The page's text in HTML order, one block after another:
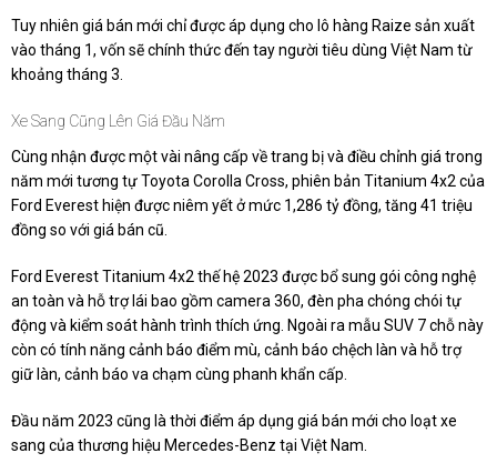
Tuy nhiên giá bán mới chỉ được áp dụng cho lô hàng Raize sản xuất
vào tháng 1, vốn sẽ chính thức đến tay người tiêu dùng Việt Nam từ
khoảng tháng 3.
Xe Sang Cũng Lên Giá Đầu Năm
Cùng nhận được một vài nâng cấp về trang bị và điều chỉnh giá trong
năm mới tương tự Toyota Corolla Cross, phiên bản Titanium 4x2 của
Ford Everest hiện được niêm yết ở mức 1,286 tỷ đồng, tăng 41 triệu
đồng so với giá bán cũ.
Ford Everest Titanium 4x2 thế hệ 2023 được bổ sung gói công nghệ
an toàn và hỗ trợ lái bao gồm camera 360, đèn pha chóng chói tự
động và kiểm soát hành trình thích ứng. Ngoài ra mẫu SUV 7 chỗ này
còn có tính năng cảnh báo điểm mù, cảnh báo chệch làn và hỗ trợ
giữ làn, cảnh báo va chạm cùng phanh khẩn cấp.
Đầu năm 2023 cũng là thời điểm áp dụng giá bán mới cho loạt xe
sang của thương hiệu Mercedes-Benz tại Việt Nam.